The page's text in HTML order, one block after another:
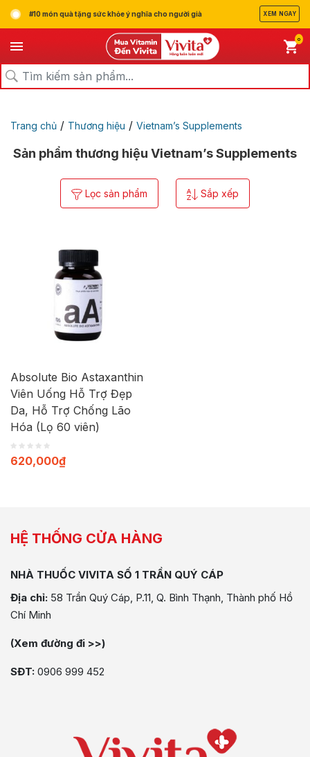
#10 món quà tặng sức khỏe ý nghĩa cho người già XEM NGAY
0
Trang chủ / Thương hiệu / Vietnam’s Supplements
Sản phẩm thương hiệu Vietnam’s Supplements
Lọc sản phẩm Sắp xếp
Absolute Bio Astaxanthin
Viên Uống Hỗ Trợ Đẹp
Da, Hỗ Trợ Chống Lão
Hóa (Lọ 60 viên)
620,000₫
HỆ THỐNG CỬA HÀNG
NHÀ THUỐC VIVITA SỐ 1 TRẦN QUÝ CÁP
Địa chỉ: 58 Trần Quý Cáp, P.11, Q. Bình Thạnh, Thành phố Hồ
Chí Minh
(Xem đường đi >>)
SĐT: 0906 999 452